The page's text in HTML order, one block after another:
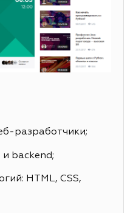
разработчики;
backend;
HTML, CSS,